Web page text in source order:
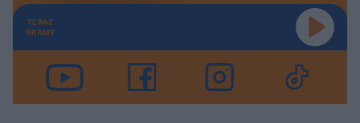
TERAZ
GRAMY